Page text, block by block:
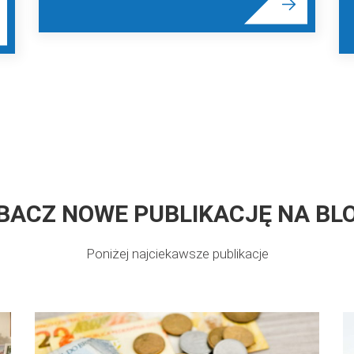
NOWE PUBLIKACJĘ NA
Poniżej najciekawsze publikacje